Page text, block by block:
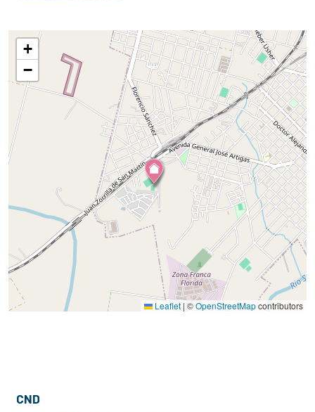
+
−
Leaflet | ©OpenStreetMapcontributors
CND